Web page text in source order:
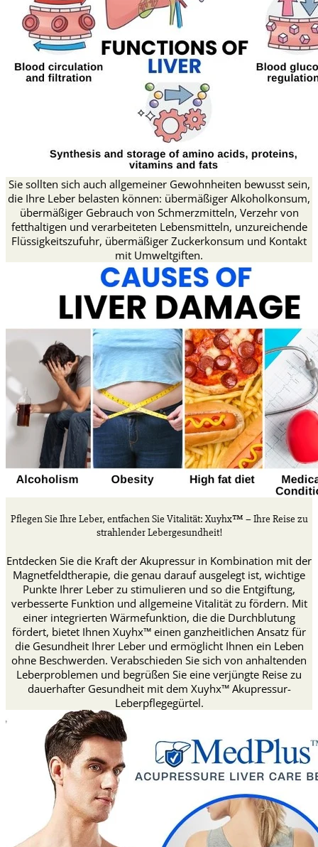
Sie sollten sich auch allgemeiner Gewohnheiten bewusst sein,
die Ihre Leber belasten können: übermäßiger Alkoholkonsum,
übermäßiger Gebrauch von Schmerzmitteln, Verzehr von
fetthaltigen und verarbeiteten Lebensmitteln, unzureichende
Flüssigkeitszufuhr, übermäßiger Zuckerkonsum und Kontakt
mit Umweltgiften.
Pflegen Sie Ihre Leber, entfachen Sie Vitalität: Xuyhx™ – Ihre Reise zu
strahlender Lebergesundheit!
Entdecken Sie die Kraft der Akupressur in Kombination mit der
Magnetfeldtherapie, die genau darauf ausgelegt ist, wichtige
Punkte Ihrer Leber zu stimulieren und so die Entgiftung,
verbesserte Funktion und allgemeine Vitalität zu fördern. Mit
einer integrierten Wärmefunktion, die die Durchblutung
fördert, bietet Ihnen Xuyhx™ einen ganzheitlichen Ansatz für
die Gesundheit Ihrer Leber und ermöglicht Ihnen ein Leben
ohne Beschwerden. Verabschieden Sie sich von anhaltenden
Leberproblemen und begrüßen Sie eine verjüngte Reise zu
dauerhafter Gesundheit mit dem Xuyhx™ Akupressur-
Leberpflegegürtel.